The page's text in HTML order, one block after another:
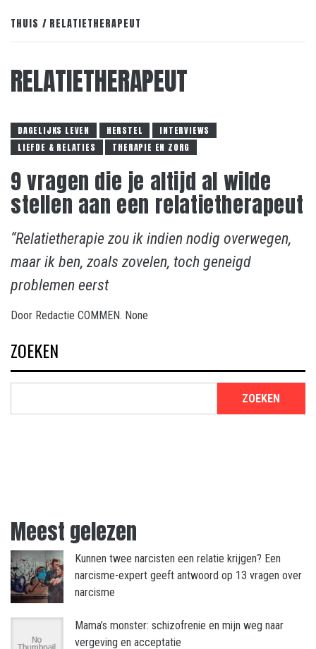
THUIS RELATIETHERAPEUT
RELATIETHERAPEUT
DAGELIJKS LEVEN HERSTEL
INTERVIEWS
LIEFDE & RELATIES
THERAPIE EN ZORG
9 vragen die je altijd al wilde
stellen aan een relatietherapeut
“Relatietherapie zou ik indien nodig overwegen,
maar ik ben, zoals zovelen, toch geneigd
problemen eerst
Door Redactie COMMEN. None
ZOEKEN
ZOEKEN
Meest gelezen
Kunnen twee narcisten een relatie krijgen? Een
narcisme-expert geeft antwoord op 13 vragen over
narcisme
Mama’s monster: schizofrenie en mijn weg naar
vergeving en acceptatie